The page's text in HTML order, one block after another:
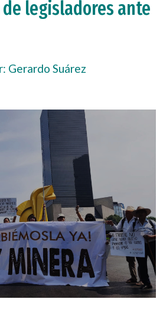
legisladores ante
Gerardo Suárez